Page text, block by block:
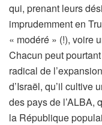
qui, prenant leurs
imprudemment en
« modéré » (!), voire
Chacun peut
radical de
d’Israël, qu’il cultive
des pays de l’ALBA,
la République